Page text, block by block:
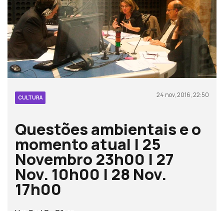
CULTURA 24 nov, 2016, 22:50
Questões ambientais e o
momento atual | 25
Novembro 23h00 | 27
Nov. 10h00 | 28 Nov.
17h00